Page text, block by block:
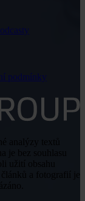
podmínky
a fotografií je